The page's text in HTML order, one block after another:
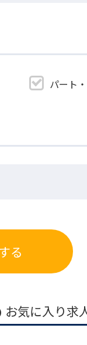
パート
る
お気に入り求